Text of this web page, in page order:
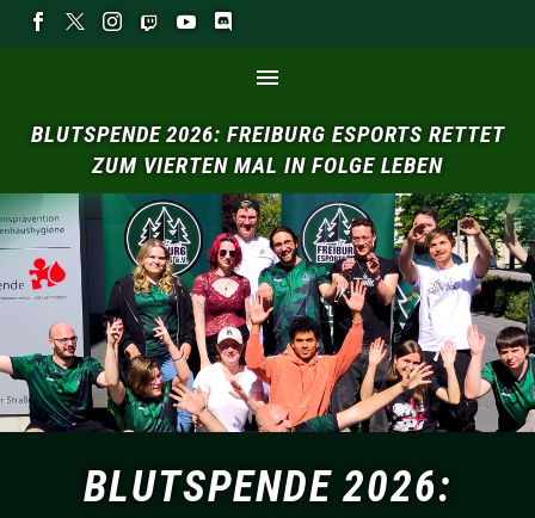
BLUTSPENDE 2026: FREIBURG ESPORTS RETTET
ZUM VIERTEN MAL IN FOLGE LEBEN
BLUTSPENDE 2026: